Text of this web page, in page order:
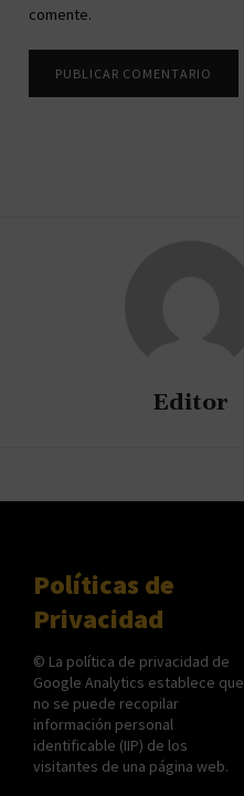
comente.
Editor
Políticas de
Privacidad
© La política de privacidad de
Google Analytics establece que
no se puede recopilar
información personal
identificable (IIP) de los
visitantes de una página web.